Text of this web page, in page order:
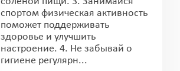
спортом физическая активность
поможет поддерживать
здоровье и улучшить
настроение. 4. Не забывай о
гигиене регулярн...